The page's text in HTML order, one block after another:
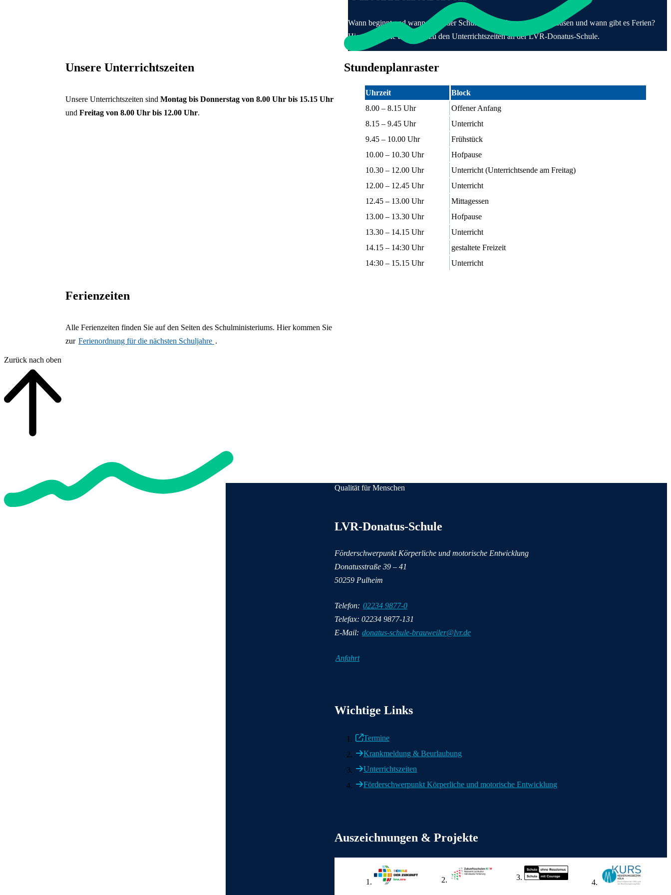
Schule
Gelände & Räume
Schutzkonzept &
Schulregeln
Kooperationen
Stellenangebote
FSJ &
Bundesfreiwilligendienst
Praktikum
Aktive Schüler*innen
Aktive Eltern
Förderverein
Kontakt & Anfahrt
Förderung
Primarstufe
Sekundarstufe I
Berufsorientierung
Beeinträchtigung
Krankmeldung & Beurlaubung
Heilmittelpraxis
Förderschwerpunkt Körperliche und motorische Entwicklung
Zurück
Deutsch
Français
Polski
Türkçe
Українська
Wann beginnt und wann endet der Schultag? Wie lange sind die Pausen und wann gibt es Ferien?
Hier finden Sie alle Infos zu den Unterrichtszeiten an der LVR-Donatus-Schule.
Unsere Unterrichtszeiten
Unsere Unterrichtszeiten sind Montag bis Donnerstag von 8.00 Uhr bis 15.15 Uhr
und Freitag von 8.00 Uhr bis 12.00 Uhr.
Stundenplanraster
Uhrzeit
Block
8.00 – 8.15 Uhr
Offener Anfang
8.15 – 9.45 Uhr
Unterricht
9.45 – 10.00 Uhr
Frühstück
10.00 – 10.30 Uhr
Hofpause
10.30 – 12.00 Uhr
Unterricht (Unterrichtsende am Freitag)
12.00 – 12.45 Uhr
Unterricht
12.45 – 13.00 Uhr
Mittagessen
13.00 – 13.30 Uhr
Hofpause
13.30 – 14.15 Uhr
Unterricht
14.15 – 14:30 Uhr
gestaltete Freizeit
14:30 – 15.15 Uhr
Unterricht
Ferienzeiten
Alle Ferienzeiten finden Sie auf den Seiten des Schulministeriums. Hier kommen Sie
zur Ferienordnung für die nächsten Schuljahre .
Zurück nach oben
Qualität für Menschen
LVR-Donatus-Schule
Förderschwerpunkt Körperliche und motorische Entwicklung
Donatusstraße 39 – 41
50259 Pulheim
Telefon: 02234 9877-0
Telefax: 02234 9877-131
E-Mail: donatus-schule-brauweiler@lvr.de
Anfahrt
Wichtige Links
Termine
Krankmeldung & Beurlaubung
Unterrichtszeiten
Förderschwerpunkt Körperliche und motorische Entwicklung
Auszeichnungen & Projekte